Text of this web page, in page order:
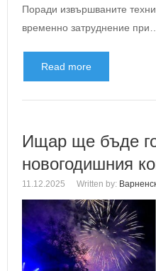
Поради извършваните
временно затруднение при…
Read more
Ищар ще бъде
новогодишния
11.12.2025 Written by: